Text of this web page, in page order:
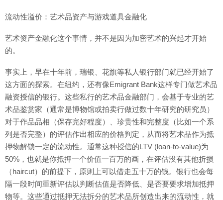
流动性溢价：艺术品资产与游戏道具金融化
艺术资产金融化这个事情，并不是因为加密艺术的兴起才开始
的。
事实上，早在十年前，瑞银、花旗等私人银行部门就已经开始了
这方面的探索。在纽约，还有像Emigrant Bank这样专门做艺术品
融资授信的银行。这些私行的艺术品金融部门，会基于专业的艺
术品鉴赏家（通常是博物馆或拍卖行做过数十年研究的研究员）
对于作品品相（保存完好程度）、珍贵性和完整度（比如一个系
列是否完整）的评估作出相应的价格判定，从而将艺术品作为抵
押物解锁一定的流动性。通常这种授信的LTV (loan-to-value)为
50%，也就是你抵押一个价值一百万的画，在评估没有其他折损
（haircut）的前提下，原则上可以借走五十万的钱。银行也会每
隔一段时间重新评估以判断估值是否降低、是否要要求增加抵押
物等。这些通过抵押无法拆分的艺术品所创造出来的流动性，就